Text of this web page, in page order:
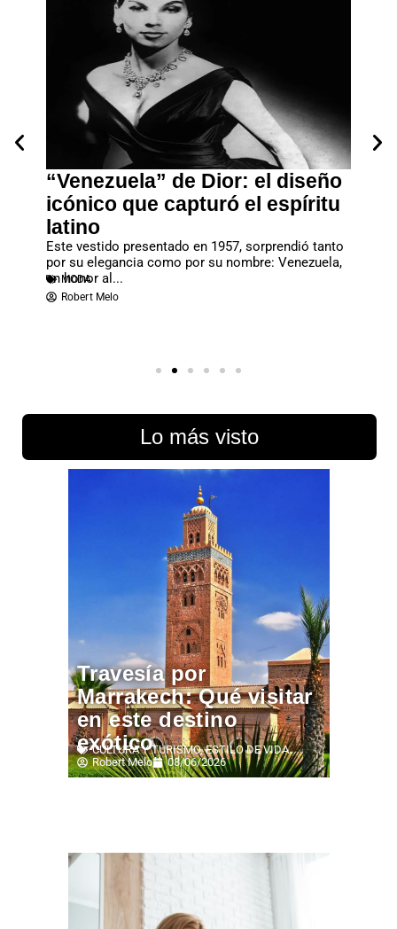
“Venezuela” de Dior: el diseño
icónico que capturó el espíritu
latino
Este vestido presentado en 1957, sorprendió tanto
por su elegancia como por su nombre: Venezuela,
en honor al...
MODA
Robert Melo
Lo más visto
Travesía por
Marrakech: Qué visitar
en este destino
exótico
CULTURA Y TURISMO,ESTILO DE VIDA
Robert Melo
08/06/2026